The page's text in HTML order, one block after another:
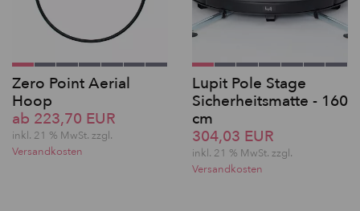
Zero Point Aerial
Hoop
ab 223,70 EUR
inkl. 21 % MwSt. zzgl.
Versandkosten
Lupit Pole Stage
Sicherheitsmatte - 160
cm
304,03 EUR
inkl. 21 % MwSt. zzgl.
Versandkosten